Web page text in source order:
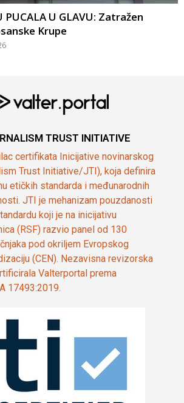
PUCALA U GLAVU: Zatražen
Krupe
TRUST INITIATIVE
certifikata Inicijative novinarskog
Trust Initiative/JTI), koja definira
etičkih standarda i međunarodnih
JTI je mehanizam pouzdanosti
koji je na inicijativu
(RSF) razvio panel od 130
pod okriljem Evropskog
(CEN). Nezavisna revizorska
Valterportal prema
17493:2019.